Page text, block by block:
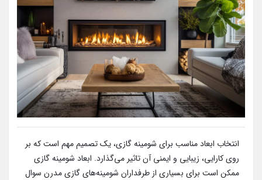
انتخاب ابعاد مناسب برای شومینه گازی، یک تصمیم مهم است که بر
روی کارایی، زیبایی و ایمنی آن تاثیر می‌گذارد. ابعاد شومینه گازی
ممکن است برای بسیاری از طرفداران شومینه‌های گازی مدرن سوال